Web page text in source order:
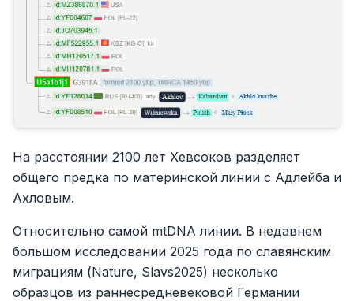
На расстоянии 2100 лет Хевсоков разделяет
общего предка по материнской линии с Адлейба и
Ахловым.
Относительно самой mtDNA линии. В недавнем
большом исследовании 2025 года по славянским
миграциям (Nature, Slavs2025) несколько
образцов из раннесредневековой Германии